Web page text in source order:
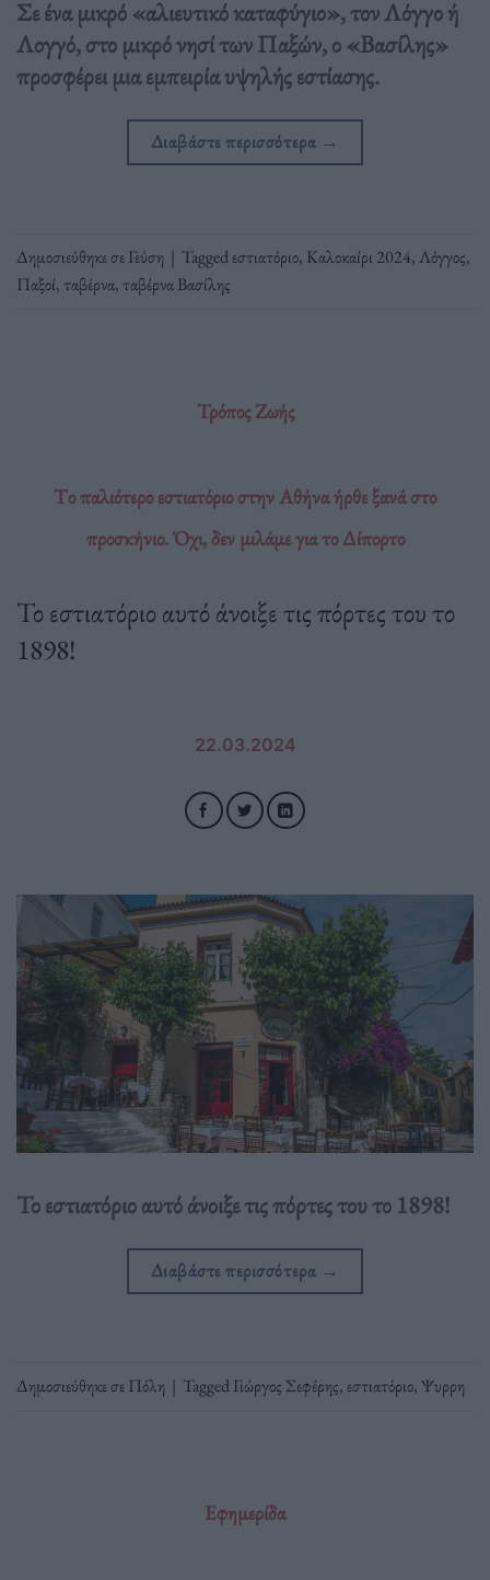
Σε ένα μικρό «αλιευτικό καταφύγιο», τον Λόγγο ή
Λογγό, στο μικρό νησί των Παξών, ο «Βασίλης»
προσφέρει μια εμπειρία υψηλής εστίασης.
Διαβάστε περισσότερα →
Δημοσιεύθηκε σεΓεύση | Taggedεστιατόριο, Καλοκαίρι 2024,Λόγγος,
Παξοί,ταβέρνα,ταβέρνα Βασίλης
Τρόπος Ζωής
Tο παλιότερο εστιατόριο στην Αθήνα ήρθε ξανά στο
προσκήνιο. Όχι, δεν μιλάμε για το Δίπορτο
Το εστιατόριο αυτό άνοιξε τις πόρτες του το
1898!
22.03.2024
Το εστιατόριο αυτό άνοιξε τις πόρτες του το 1898!
Διαβάστε περισσότερα →
Δημοσιεύθηκε σεΠόλη | TaggedΓιώργος Σεφέρης, εστιατόριο,Ψυρρη
Εφημερίδα